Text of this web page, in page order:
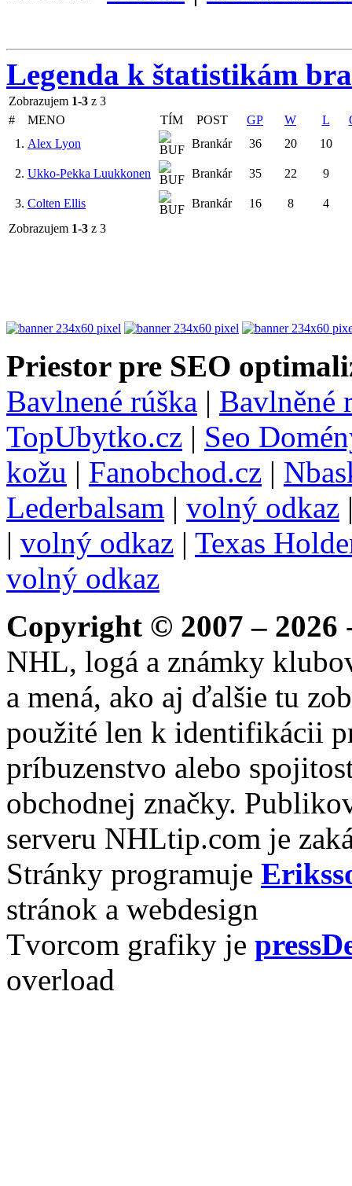
Legenda k štatistikám
Zobrazujem 1-3 z 3
#
MENO TÍM POST GP W L
1. Alex Lyon Brankár 36 20 10
2. Ukko-Pekka Luukkonen Brankár 35 22 9
3. Colten Ellis Brankár 16 8
4
Zobrazujem 1-3 z 3
Priestor pre SEO
Bavlnené rúška | Bavlněné
TopUbytko.cz | Seo
kožu | Fanobchod.cz |
Lederbalsam | volný odkaz
| volný odkaz | Texas
volný odkaz
Copyright © 2007 – 2026
NHL, logá a známky
a mená, ako aj ďalšie tu
použité len k identifikácii
príbuzenstvo alebo
obchodnej značky.
serveru NHLtip.com je
Stránky programuje
stránok a webdesign
Tvorcom grafiky je
overload